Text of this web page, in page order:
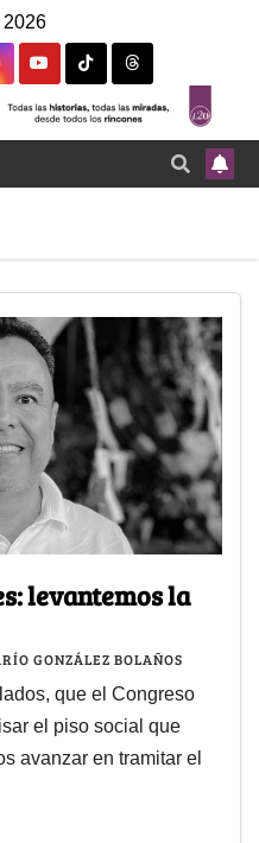
2026
levantemos la
GONZÁLEZ BOLAÑOS
que el Congreso
el piso social que
avanzar en tramitar el